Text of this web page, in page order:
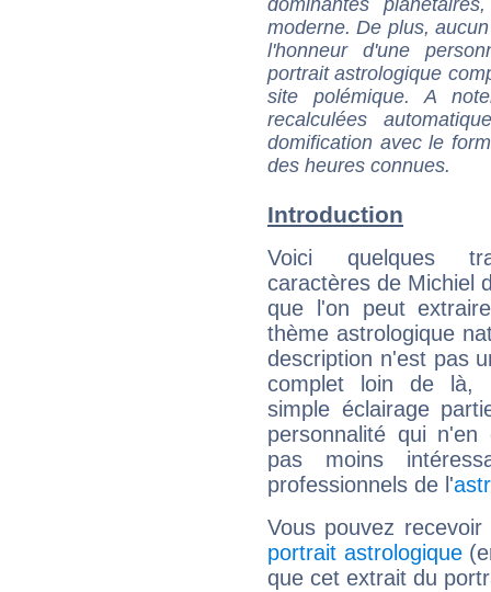
moderne. De plus,
l'honneur d'une
portrait astrologique
site polémique. A
recalculées
domification avec le
des heures connues.
Introduction
Voici quelques
caractères de Michiel
que l'on peut
thème astrologique
description n'est pas
complet loin de là,
simple éclairage
personnalité qui n'en
pas moins
professionnels de l'
Vous pouvez
portrait astrologique
que cet extrait du